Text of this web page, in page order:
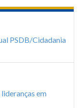
PSDB/Cidadania
em